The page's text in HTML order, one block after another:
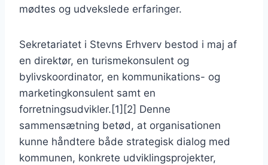
mødtes og udvekslede erfaringer.
Sekretariatet i Stevns Erhverv bestod i maj af
en direktør, en turismekonsulent og
bylivskoordinator, en kommunikations- og
marketingkonsulent samt en
forretningsudvikler.[1][2] Denne
sammensætning betød, at organisationen
kunne håndtere både strategisk dialog med
kommunen, konkrete udviklingsprojekter,